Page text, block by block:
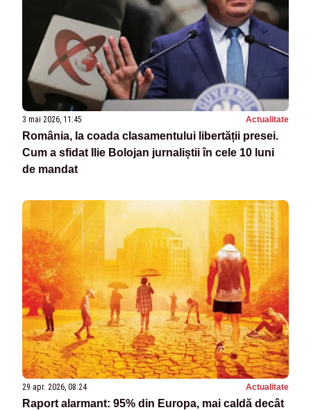
3 mai 2026, 11:45 Actualitate
România, la coada clasamentului libertății presei.
Cum a sfidat Ilie Bolojan jurnaliștii în cele 10 luni
de mandat
29 apr. 2026, 08:24 Actualitate
Raport alarmant: 95% din Europa, mai caldă decât